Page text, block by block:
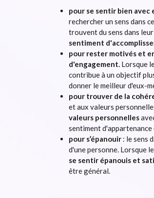
pour se sentir bien avec
rechercher un sens dans
trouvent du sens dans
sentiment
pour rester motivés et
d'engagement. Lorsque
contribue à un objectif
donner le meilleur d'eux-
pour trouver de la
et aux valeurs
valeurs personnelles
sentiment
pour s’épanouir : le sens
d'une personne. Lorsque
se sentir épanouis et
être général.